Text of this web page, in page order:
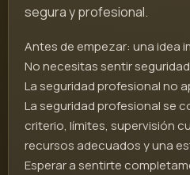
segura y profesional.
Antes de empezar: una idea
No necesitas sentir
La seguridad profesional no
La seguridad profesional se
criterio, límites, supervisión
recursos adecuados y una
Esperar a sentirte